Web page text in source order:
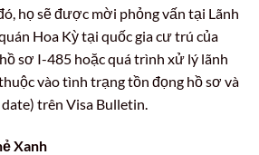
họ sẽ được mời phỏng vấn tại Lãnh
Hoa Kỳ tại quốc gia cư trú của
sơ I-485 hoặc quá trình xử lý lãnh
vào tình trạng tồn đọng hồ sơ và
trên Visa Bulletin.
Xanh